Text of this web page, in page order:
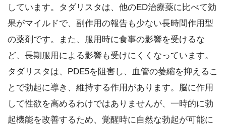
しています。タダリスタは、他のED治療薬に比べて効
果がマイルドで、副作用の報告も少ない長時間作用型
の薬剤です。また、服用時に食事の影響を受けるな
ど、長期服用による影響も受けにくくなっています。
タダリスタは、PDE5を阻害し、血管の萎縮を抑えるこ
とで勃起に導き、維持する作用があります。脳に作用
して性欲を高めるわけではありませんが、一時的に勃
起機能を改善するため、覚醒時に自然な勃起が可能に